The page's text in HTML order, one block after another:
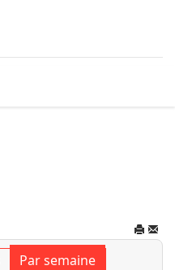
Par semaine